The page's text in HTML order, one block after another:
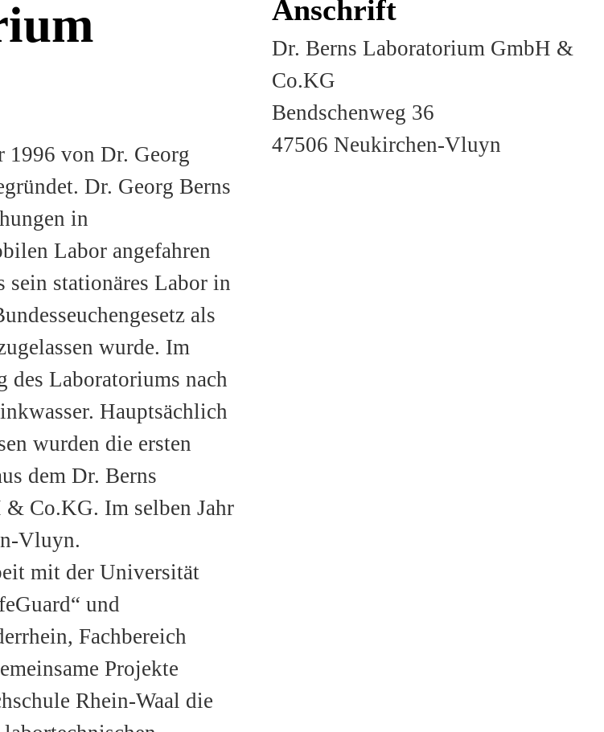
1996 von Dr. Georg
Dr. Georg Berns
in
Labor angefahren
sein stationäres Labor in
als
wurde. Im
Laboratoriums nach
Hauptsächlich
wurden die ersten
dem Dr. Berns
Co.KG. Im selben Jahr
Vluyn.
mit der Universität
und
Fachbereich
Projekte
Rhein-Waal die
Anschrift
Dr. Berns Laboratorium GmbH &
Co.KG
Bendschenweg 36
47506 Neukirchen-Vluyn